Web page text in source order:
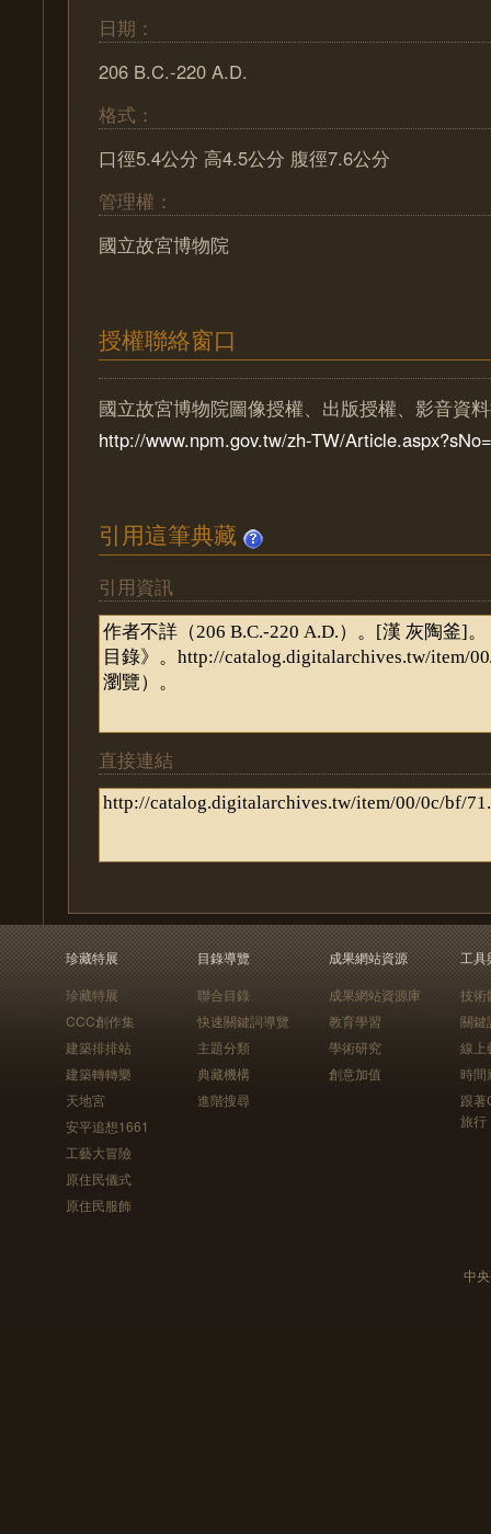
日期：
206 B.C.-220 A.D.
格式：
口徑5.4公分 高4.5公分 腹徑7.6公分
管理權：
國立故宮博物院
授權聯絡窗口
國立故宮博物院圖像授權、出版授權、影音資
http://www.npm.gov.tw/zh-TW/
引用這筆典藏
引用資訊
直接連結
珍藏特展
珍藏特展
CCC創作集
建築排排站
建築轉轉樂
天地宮
安平追想1661
工藝大冒險
原住民儀式
原住民服飾
目錄導覽
聯合目錄
快速關鍵詞導覽
主題分類
典藏機構
進階搜尋
成果網站資源
成果網站資源庫
教育學習
學術研究
創意加值
工具
技術
關鍵
線上
時間
跟
旅行
中